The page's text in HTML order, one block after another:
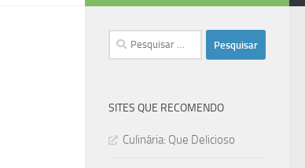
Pesquisar
por:
SITES QUE RECOMENDO
Culinária: Que Delicioso